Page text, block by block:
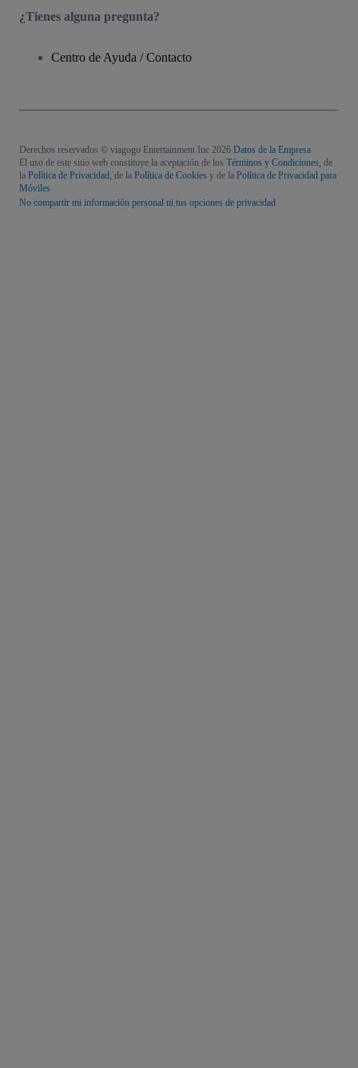
¿Tienes alguna pregunta?
Centro de Ayuda / Contacto
Derechos reservados © viagogo Entertainment Inc 2026 Datos de la Empresa
El uso de este sitio web constituye la aceptación de los Términos y Condiciones, de
la Política de Privacidad, de la Política de Cookies y de la Política de Privacidad para
Móviles
No compartir mi información personal ni tus opciones de privacidad